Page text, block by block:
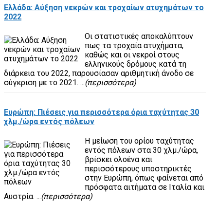
Ελλάδα: Αύξηση νεκρών και τροχαίων ατυχημάτων το
2022
Οι στατιστικές αποκαλύπτουν
πως τα τροχαία ατυχήματα,
καθώς και οι νεκροί στους
ελληνικούς δρόμους κατά τη
διάρκεια του 2022, παρουσίασαν αριθμητική άνοδο σε
σύγκριση με το 2021. ...(περισσότερα)
Ευρώπη: Πιέσεις για περισσότερα όρια ταχύτητας 30
χλμ./ώρα εντός πόλεων
Η μείωση του ορίου ταχύτητας
εντός πόλεων στα 30 χλμ./ώρα,
βρίσκει ολοένα και
περισσότερους υποστηρικτές
στην Ευρώπη, όπως φαίνεται από
πρόσφατα αιτήματα σε Ιταλία και
Αυστρία. ...(περισσότερα)